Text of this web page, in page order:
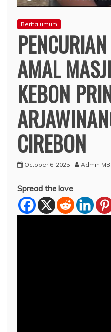
Berita umum
AMAL
KEBON
CIREBON
October 6, 2025 Admin
Spread the love